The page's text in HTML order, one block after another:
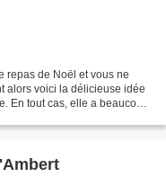
repas de Noël et vous ne
alors voici la délicieuse idée
En tout cas, elle a beaucoup